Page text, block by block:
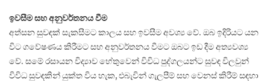
ඉවසීම සහ අනුවර්තනය වීම
අත්සන සුවඳක් සැකසීමට කාලය සහ ඉවසීම අවශ්‍ය වේ. ඔබ ඉදිරියට යන
විට ගවේෂණය කිරීමට සහ අනුවර්තනය වීමට ඔබට ඉඩ දීම අත්‍යවශ්‍ය
වේ. සමේ රසායන විද්‍යාව හේතුවෙන් විවිධ පුද්ගලයන්ට සුවඳ විලවුන්
විවිධ සුවඳකින් යුක්ත විය හැක, එබැවින් ගැලපීම් සහ වෙනස් කිරීම් සඳහා